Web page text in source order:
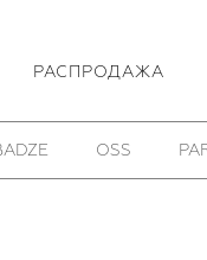
РАСПРОДАЖА
LAB